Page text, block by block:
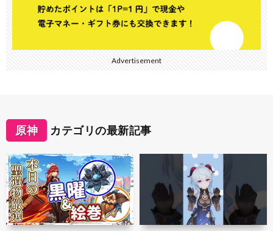
Advertisement
原神 カテゴリの最新記事